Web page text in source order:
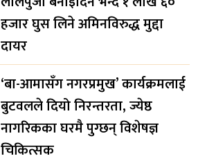
हजार घुस लिने अमिनविरुद्ध मुद्दा
दायर
‘बा-आमासँग नगरप्रमुख’ कार्यक्रमलाई
बुटवलले दियो निरन्तरता, ज्येष्ठ
नागरिकका घरमै पुग्छन् विशेषज्ञ
चिकित्सक